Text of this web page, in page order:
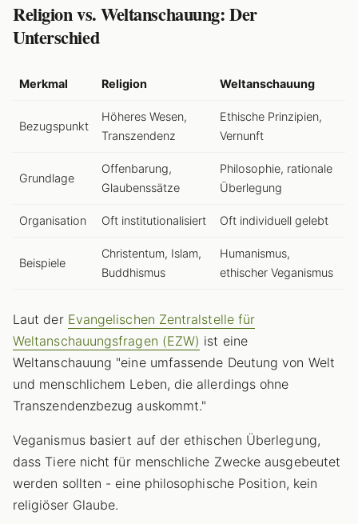
Religion vs. Weltanschauung: Der
Unterschied
Merkmal Religion Weltanschauung
Bezugspunkt
Höheres Wesen,
Transzendenz
Ethische Prinzipien,
Vernunft
Grundlage
Offenbarung,
Glaubenssätze
Philosophie, rationale
Überlegung
Organisation Oft institutionalisiert Oft individuell gelebt
Beispiele
Christentum, Islam,
Buddhismus
Humanismus,
ethischer Veganismus
Laut der Evangelischen Zentralstelle für
Weltanschauungsfragen (EZW) ist eine
Weltanschauung "eine umfassende Deutung von Welt
und menschlichem Leben, die allerdings ohne
Transzendenzbezug auskommt."
Veganismus basiert auf der ethischen Überlegung,
dass Tiere nicht für menschliche Zwecke ausgebeutet
werden sollten - eine philosophische Position, kein
religiöser Glaube.